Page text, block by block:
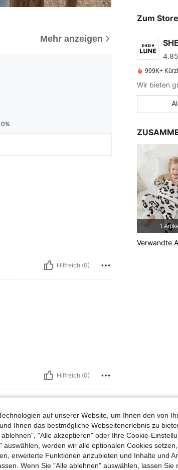
Mehr anzeigen
0%
Hilfreich (0)
Hilfreich (0)
Zum Store
4,85
4,85
4,85
4,85
4,85
4,85
4,85
999K+
Wir bieten
1
Verwandte
auf unserer Website, um Ihnen den von
Ihnen das bestmögliche Webseitenerlebnis zu
"Alle akzeptieren" oder Ihre Cookie-
auswählen, werden wir alle optionalen Cookies
erweiterte Funktionen anzubieten und Inhalte und
Wenn Sie "Alle ablehnen" auswählen, lassen Sie